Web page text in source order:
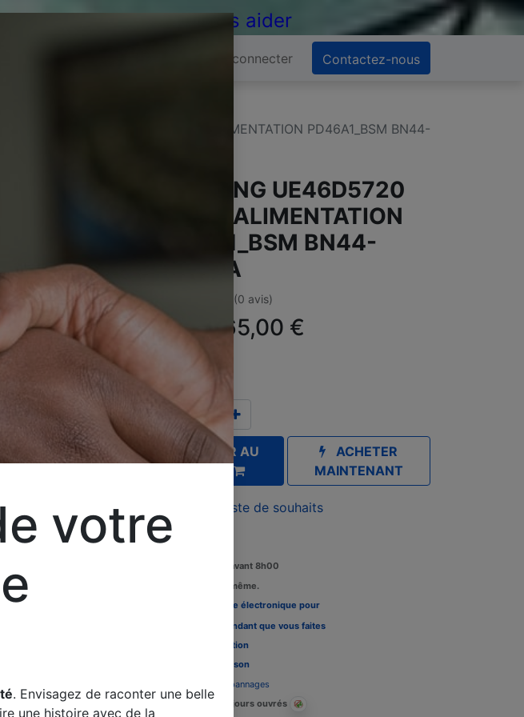
66 est heureux de vous aider
Se connecter Contactez-nous
SAMSUNG UE46D5720 CARTE ALIMENTATION PD46A1_BSM BN44-
SAMSUNG UE46D5720
CARTE ALIMENTATION
PD46A1_BSM BN44-
00423A
(0 avis)
Offre : 65,00 €
AJOUTER AU
ACHETER
MAINTENANT
Ajouter à la liste de souhaits
Commandez avant 8h00
Expédition le jour même.
Louez une carte électronique pour
votre télévision pendant que vous faites
option
Délais de livraison
Assistance dépannages
Livraison : 2-3 jours ouvrés
votre
. Envisagez de raconter une belle
une histoire avec de la